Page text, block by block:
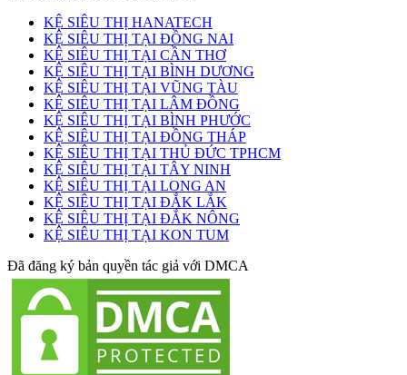
KỆ SIÊU THỊ HANATECH
KỆ SIÊU THỊ TẠI ĐỒNG NAI
KỆ SIÊU THỊ TẠI CẦN THƠ
KỆ SIÊU THỊ TẠI BÌNH DƯƠNG
KỆ SIÊU THỊ TẠI VŨNG TÀU
KỆ SIÊU THỊ TẠI LÂM ĐỒNG
KỆ SIÊU THỊ TẠI BÌNH PHƯỚC
KỆ SIÊU THỊ TẠI ĐỒNG THÁP
KỆ SIÊU THỊ TẠI THỦ ĐỨC TPHCM
KỆ SIÊU THỊ TẠI TÂY NINH
KỆ SIÊU THỊ TẠI LONG AN
KỆ SIÊU THỊ TẠI ĐẮK LẮK
KỆ SIÊU THỊ TẠI ĐẮK NÔNG
KỆ SIÊU THỊ TẠI KON TUM
Đã đăng ký bản quyền tác giả với DMCA